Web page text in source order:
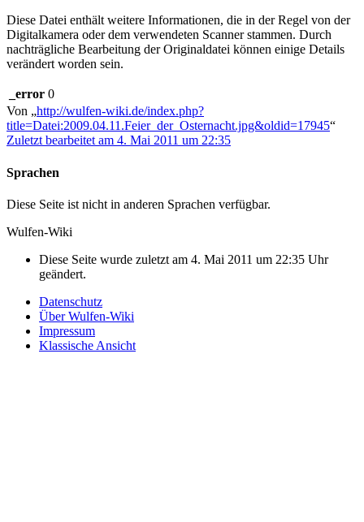
Diese Datei enthält weitere Informationen, die in der Regel von der
Digitalkamera oder dem verwendeten Scanner stammen. Durch
nachträgliche Bearbeitung der Originaldatei können einige Details
verändert worden sein.
_error 0
Von „http://wulfen-wiki.de/index.php?
title=Datei:2009.04.11.Feier_der_Osternacht.jpg&oldid=17945“
Zuletzt bearbeitet am 4. Mai 2011 um 22:35
Sprachen
Diese Seite ist nicht in anderen Sprachen verfügbar.
Wulfen-Wiki
Diese Seite wurde zuletzt am 4. Mai 2011 um 22:35 Uhr
geändert.
Datenschutz
Über Wulfen-Wiki
Impressum
Klassische Ansicht